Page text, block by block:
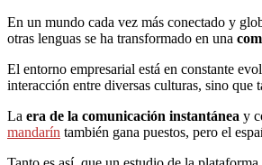
En un mundo cada vez más conectado y
otras lenguas se ha transformado en una
El entorno empresarial está en constante
interacción entre diversas culturas, sino
La era de la comunicación instantánea y
mandarín también gana puestos, pero el